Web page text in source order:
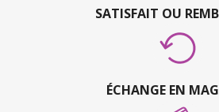
SATISFAIT OU
ÉCHANGE EN